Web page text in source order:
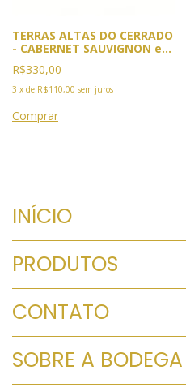
TERRAS ALTAS DO CERRADO
- CABERNET SAUVIGNON e
SYRAH. Safra 2023. 4x
Premiado: Ouro GPVB 2025
e BWC 2026. Prata Citadellis
R$330,00
3 x de R$110,00 sem juros
INÍCIO
PRODUTOS
CONTATO
SOBRE A BODEGA